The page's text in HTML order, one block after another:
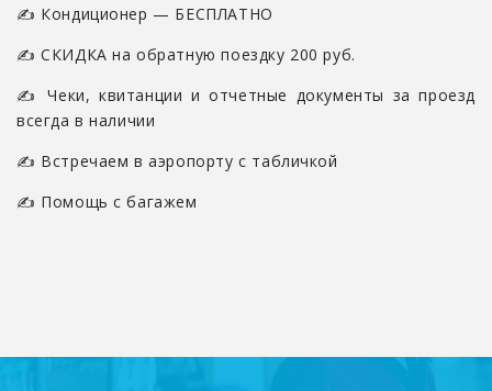
✍ Кондиционер — БЕСПЛАТНО
✍ СКИДКА на обратную поездку 200 руб.
✍ Чеки, квитанции и отчетные документы за проезд
всегда в наличии
✍ Встречаем в аэропорту с табличкой
✍ Помощь с багажем